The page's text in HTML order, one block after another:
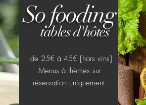
So fooding
tables d'hôtes
de 25€ à 45€ [hors vins]
Menus à thèmes sur
réservation uniquement